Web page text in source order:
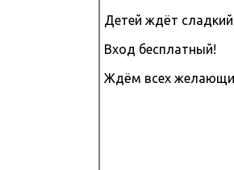
Детей ждёт
Вход бесплатный!
Ждём всех